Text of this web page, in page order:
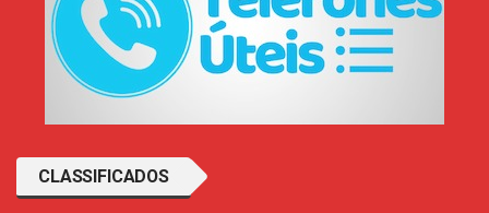
CLASSIFICADOS